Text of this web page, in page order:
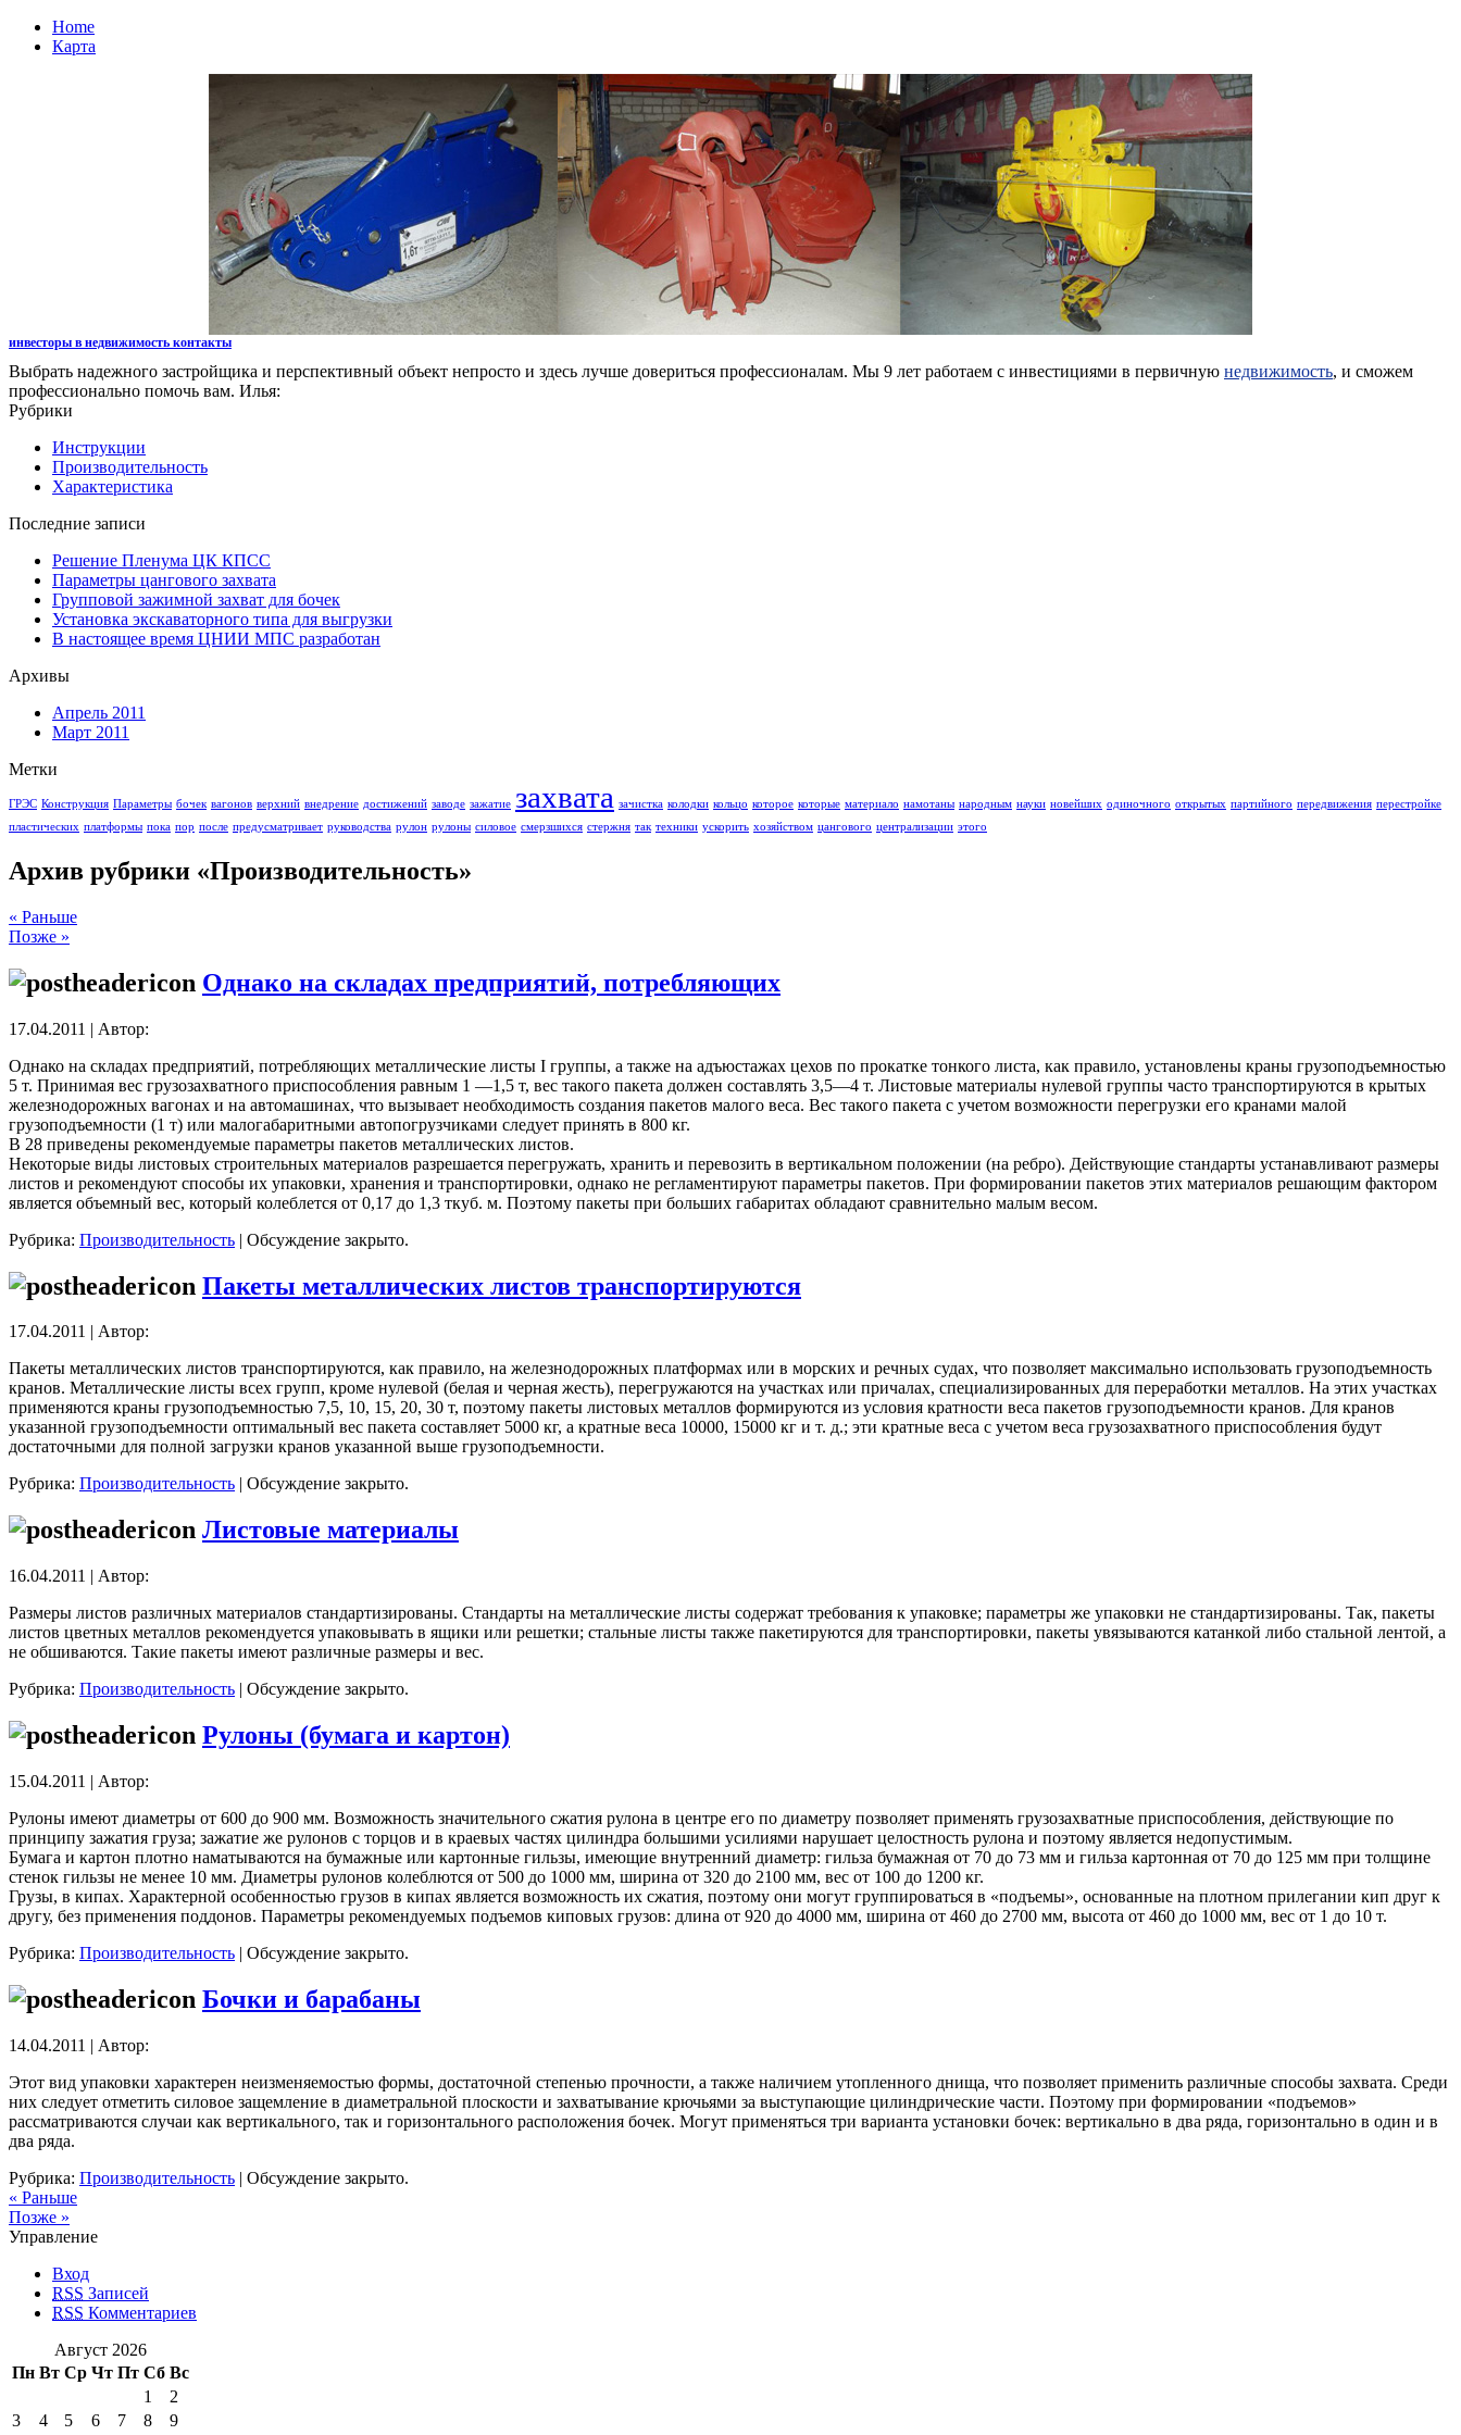
Home
Карта
инвесторы в недвижимость контакты
Выбрать надежного застройщика и перспективный объект непросто и здесь лучше довериться профессионалам. Мы 9 лет работаем с инвестициями в первичную недвижимость, и сможем
профессионально помочь вам. Илья:
Рубрики
Инструкции
Производительность
Характеристика
Последние записи
Решение Пленума ЦК КПСС
Параметры цангового захвата
Групповой зажимной захват для бочек
Установка экскаваторного типа для выгрузки
В настоящее время ЦНИИ МПС разработан
Архивы
Апрель 2011
Март 2011
Метки
ГРЭС Конструкция Параметры бочек вагонов верхний внедрение достижений заводе зажатие захвата зачистка колодки кольцо которое которые материало намотаны народным науки новейших одиночного открытых партийного передвижения перестройке
пластических платформы пока пор после предусматривает руководства рулон рулоны силовое смерзшихся стержня так техники ускорить хозяйством цангового централизации этого
Архив рубрики «Производительность»
« Раньше
Позже »
Однако на складах предприятий, потребляющих
17.04.2011 | Автор:
Однако на складах предприятий, потребляющих металлические листы I группы, а также на адъюстажах цехов по прокатке тонкого листа, как правило, установлены краны грузоподъемностью
5 т. Принимая вес грузозахватного приспособления равным 1 —1,5 т, вес такого пакета должен составлять 3,5—4 т. Листовые материалы нулевой группы часто транспортируются в крытых
железнодорожных вагонах и на автомашинах, что вызывает необходимость создания пакетов малого веса. Вес такого пакета с учетом возможности перегрузки его кранами малой
грузоподъемности (1 т) или малогабаритными автопогрузчиками следует принять в 800 кг.
В 28 приведены рекомендуемые параметры пакетов металлических листов.
Некоторые виды листовых строительных материалов разрешается перегружать, хранить и перевозить в вертикальном положении (на ребро). Действующие стандарты устанавливают размеры
листов и рекомендуют способы их упаковки, хранения и транспортировки, однако не регламентируют параметры пакетов. При формировании пакетов этих материалов решающим фактором
является объемный вес, который колеблется от 0,17 до 1,3 ткуб. м. Поэтому пакеты при больших габаритах обладают сравнительно малым весом.
Рубрика: Производительность | Обсуждение закрыто.
Пакеты металлических листов транспортируются
17.04.2011 | Автор:
Пакеты металлических листов транспортируются, как правило, на железнодорожных платформах или в морских и речных судах, что позволяет максимально использовать грузоподъемность
кранов. Металлические листы всех групп, кроме нулевой (белая и черная жесть), перегружаются на участках или причалах, специализированных для переработки металлов. На этих участках
применяются краны грузоподъемностью 7,5, 10, 15, 20, 30 т, поэтому пакеты листовых металлов формируются из условия кратности веса пакетов грузоподъемности кранов. Для кранов
указанной грузоподъемности оптимальный вес пакета составляет 5000 кг, а кратные веса 10000, 15000 кг и т. д.; эти кратные веса с учетом веса грузозахватного приспособления будут
достаточными для полной загрузки кранов указанной выше грузоподъемности.
Рубрика: Производительность | Обсуждение закрыто.
Листовые материалы
16.04.2011 | Автор:
Размеры листов различных материалов стандартизированы. Стандарты на металлические листы содержат требования к упаковке; параметры же упаковки не стандартизированы. Так, пакеты
листов цветных металлов рекомендуется упаковывать в ящики или решетки; стальные листы также пакетируются для транспортировки, пакеты увязываются катанкой либо стальной лентой, а
не обшиваются. Такие пакеты имеют различные размеры и вес.
Рубрика: Производительность | Обсуждение закрыто.
Рулоны (бумага и картон)
15.04.2011 | Автор:
Рулоны имеют диаметры от 600 до 900 мм. Возможность значительного сжатия рулона в центре его по диаметру позволяет применять грузозахватные приспособления, действующие по
принципу зажатия груза; зажатие же рулонов с торцов и в краевых частях цилиндра большими усилиями нарушает целостность рулона и поэтому является недопустимым.
Бумага и картон плотно наматываются на бумажные или картонные гильзы, имеющие внутренний диаметр: гильза бумажная от 70 до 73 мм и гильза картонная от 70 до 125 мм при толщине
стенок гильзы не менее 10 мм. Диаметры рулонов колеблются от 500 до 1000 мм, ширина от 320 до 2100 мм, вес от 100 до 1200 кг.
Грузы, в кипах. Характерной особенностью грузов в кипах является возможность их сжатия, поэтому они могут группироваться в «подъемы», основанные на плотном прилегании кип друг к
другу, без применения поддонов. Параметры рекомендуемых подъемов киповых грузов: длина от 920 до 4000 мм, ширина от 460 до 2700 мм, высота от 460 до 1000 мм, вес от 1 до 10 т.
Рубрика: Производительность | Обсуждение закрыто.
Бочки и барабаны
14.04.2011 | Автор:
Этот вид упаковки характерен неизменяемостью формы, достаточной степенью прочности, а также наличием утопленного днища, что позволяет применить различные способы захвата. Среди
них следует отметить силовое защемление в диаметральной плоскости и захватывание крючьями за выступающие цилиндрические части. Поэтому при формировании «подъемов»
рассматриваются случаи как вертикального, так и горизонтального расположения бочек. Могут применяться три варианта установки бочек: вертикально в два ряда, горизонтально в один и в
два ряда.
Рубрика: Производительность | Обсуждение закрыто.
« Раньше
Позже »
Управление
Вход
RSS Записей
RSS Комментариев
Август 2026
Пн Вт Ср Чт Пт Сб Вс
1
2
3
4 5 6 7 8
9